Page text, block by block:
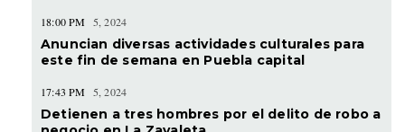
18:00 PM 5, 2024
Anuncian diversas actividades culturales para
este fin de semana en Puebla capital
17:43 PM 5, 2024
Detienen a tres hombres por el delito de robo a